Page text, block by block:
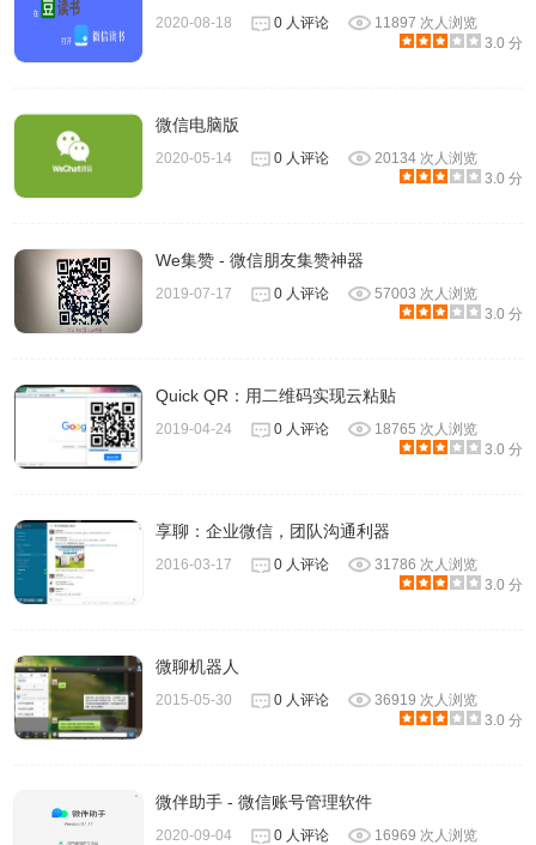
2020-08-18 0 人评论
11897 次人浏览
3.0 分
微信电脑版
2020-05-14 0 人评论
20134 次人浏览
3.0 分
We集赞 - 微信朋友集赞神器
2019-07-17 0 人评论
57003 次人浏览
3.0 分
Quick QR：用二维码实现云粘贴
2019-04-24 0 人评论
18765 次人浏览
3.0 分
享聊：企业微信，团队沟通利器
2016-03-17 0 人评论
31786 次人浏览
3.0 分
微聊机器人
2015-05-30 0 人评论
36919 次人浏览
3.0 分
微伴助手 - 微信账号管理软件
2020-09-04 0 人评论
16969 次人浏览